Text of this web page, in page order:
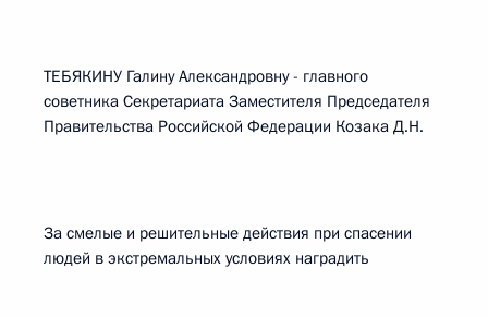
ТЕБЯКИНУ Галину Александровну - главного
советника Секретариата Заместителя Председателя
Правительства Российской Федерации Козака Д.Н.
За смелые и решительные действия при спасении
людей в экстремальных условиях наградить